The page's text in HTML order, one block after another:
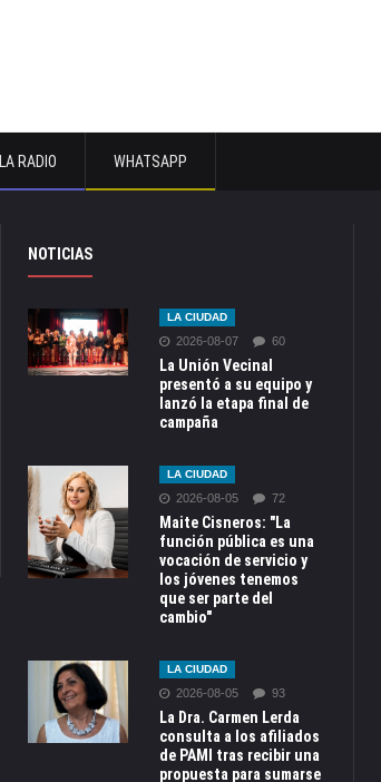
LA RADIO WHATSAPP
NOTICIAS
LA CIUDAD
2026-08-07 60
La Unión Vecinal
presentó a su equipo y
lanzó la etapa final de
campaña
LA CIUDAD
2026-08-05 72
Maite Cisneros: "La
función pública es una
vocación de servicio y
los jóvenes tenemos
que ser parte del
cambio"
LA CIUDAD
2026-08-05 93
La Dra. Carmen Lerda
consulta a los afiliados
de PAMI tras recibir una
propuesta para sumarse